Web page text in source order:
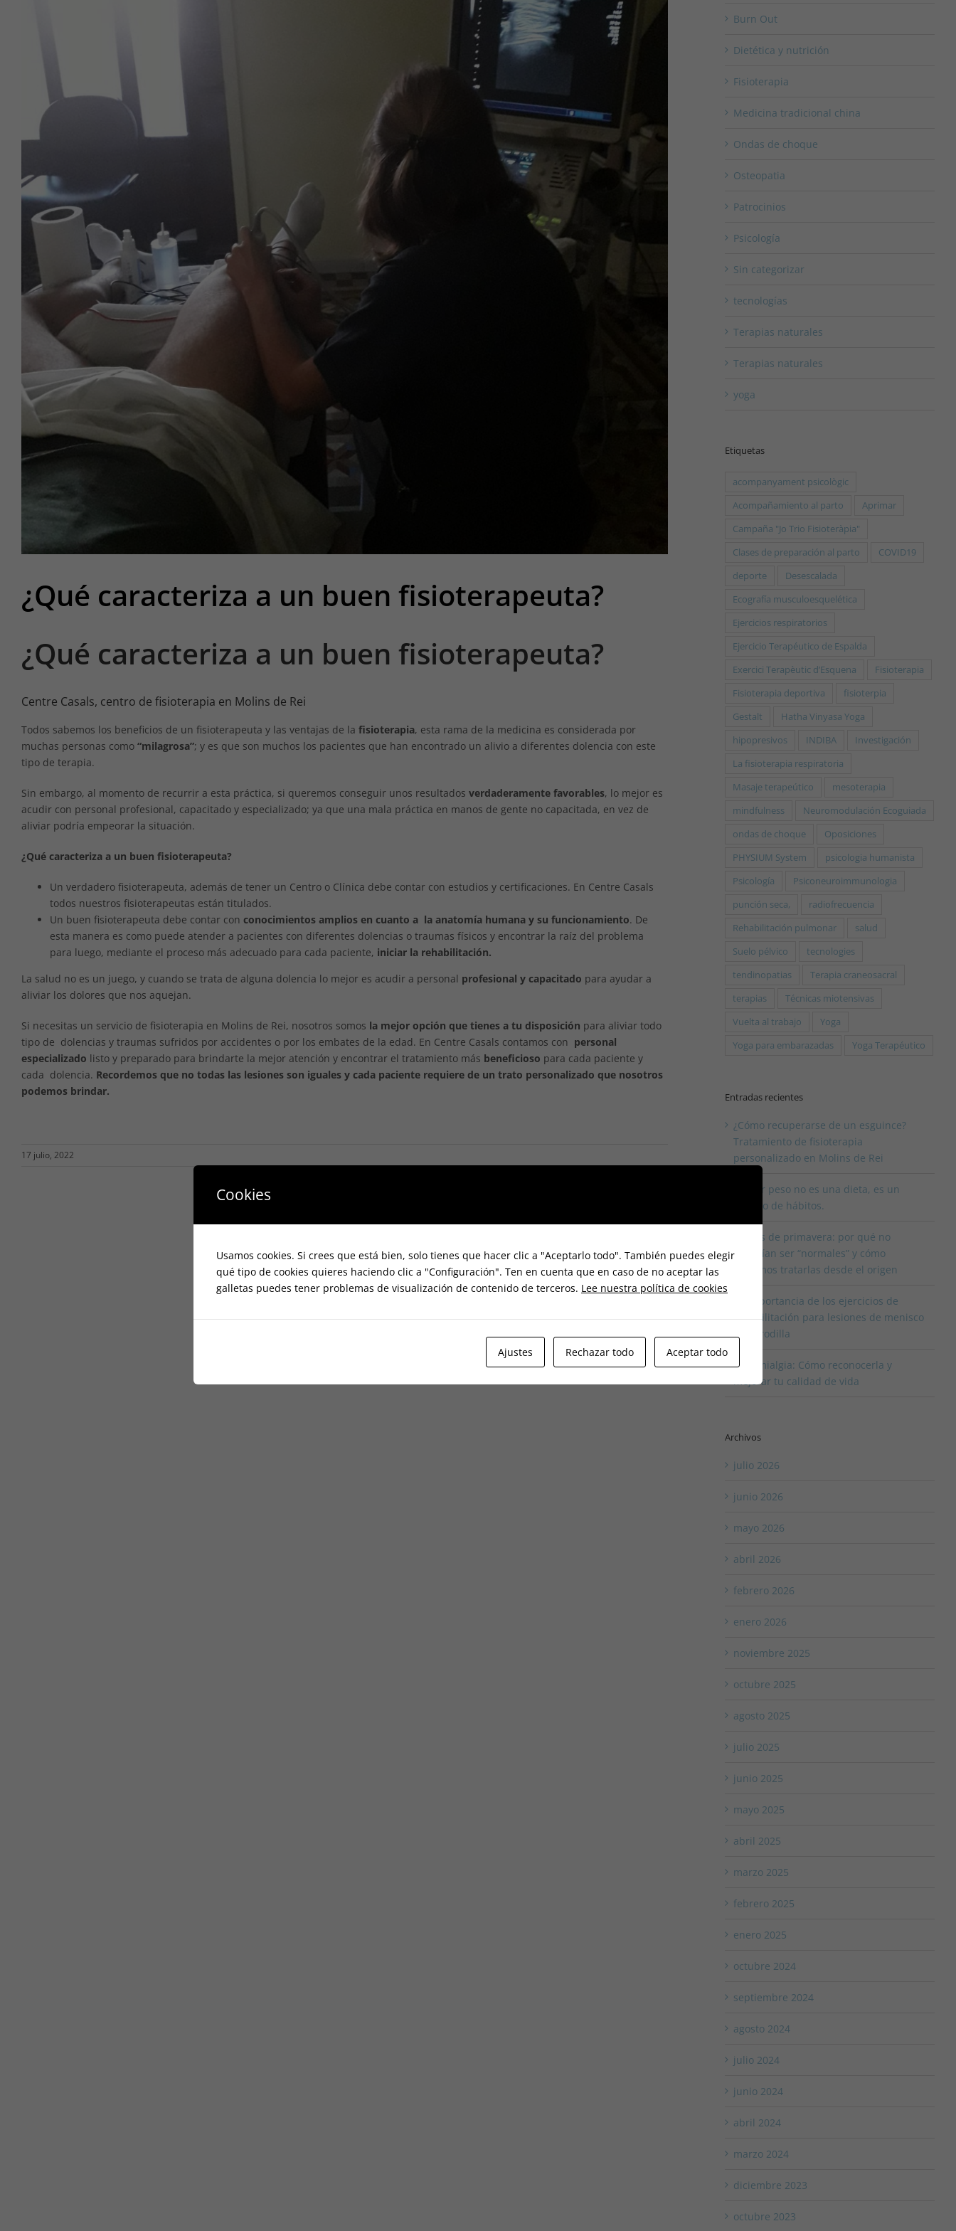
¿Qué caracteriza a un buen fisioterapeuta?
¿Qué caracteriza a un buen fisioterapeuta?
Centre Casals, centro de fisioterapia en Molins de Rei
Todos sabemos los beneficios de un fisioterapeuta y las ventajas de la fisioterapia, esta rama de la medicina es considerada por
muchas personas como “milagrosa”; y es que son muchos los pacientes que han encontrado un alivio a diferentes dolencia con este
tipo de terapia.
Sin embargo, al momento de recurrir a esta práctica, si queremos conseguir unos resultados verdaderamente favorables, lo mejor es
acudir con personal profesional, capacitado y especializado; ya que una mala práctica en manos de gente no capacitada, en vez de
aliviar podría empeorar la situación.
¿Qué caracteriza a un buen fisioterapeuta?
Un verdadero fisioterapeuta, además de tener un Centro o Clínica debe contar con estudios y certificaciones. En Centre Casals
todos nuestros fisioterapeutas están titulados.
Un buen fisioterapeuta debe contar con conocimientos amplios en cuanto a la anatomía humana y su funcionamiento. De
esta manera es como puede atender a pacientes con diferentes dolencias o traumas físicos y encontrar la raíz del problema
para luego, mediante el proceso más adecuado para cada paciente, iniciar la rehabilitación.
La salud no es un juego, y cuando se trata de alguna dolencia lo mejor es acudir a personal profesional y capacitado para ayudar a
aliviar los dolores que nos aquejan.
Si necesitas un servicio de fisioterapia en Molins de Rei, nosotros somos la mejor opción que tienes a tu disposición para aliviar todo
tipo de dolencias y traumas sufridos por accidentes o por los embates de la edad. En Centre Casals contamos con personal
especializado listo y preparado para brindarte la mejor atención y encontrar el tratamiento más beneficioso para cada paciente y
cada dolencia. Recordemos que no todas las lesiones son iguales y cada paciente requiere de un trato personalizado que nosotros
podemos brindar.
17 julio, 2022
Burn Out
Dietética y nutrición
Fisioterapia
Medicina tradicional china
Ondas de choque
Osteopatia
Patrocinios
Psicología
Sin categorizar
tecnologías
Terapias naturales
Terapias naturales
yoga
Etiquetas
acompanyament psicològic
Acompañamiento al parto
Aprimar
Campaña "Jo Trio Fisioteràpia"
Clases de preparación al parto
COVID19
deporte
Desescalada
Ecografía musculoesquelética
Ejercicios respiratorios
Ejercicio Terapéutico de Espalda
Exercici Terapèutic d’Esquena
Fisioterapia
Fisioterapia deportiva
fisioterpia
Gestalt
Hatha Vinyasa Yoga
hipopresivos
INDIBA
Investigación
La fisioterapia respiratoria
Masaje terapeútico
mesoterapia
mindfulness
Neuromodulación Ecoguiada
ondas de choque
Oposiciones
PHYSIUM System
psicologia humanista
Psicología
Psiconeuroimmunologia
punción seca,
radiofrecuencia
Rehabilitación pulmonar
salud
Suelo pélvico
tecnologies
tendinopatias
Terapia craneosacral
terapias
Técnicas miotensivas
Vuelta al trabajo
Yoga
Yoga para embarazadas
Yoga Terapéutico
Entradas recientes
¿Cómo recuperarse de un esguince?
Tratamiento de fisioterapia
personalizado en Molins de Rei
Perder peso no es una dieta, es un
cambio de hábitos.
lergias de primavera: por qué no
deberían ser “normales” y cómo
podemos tratarlas desde el origen
La importancia de los ejercicios de
rehabilitación para lesiones de menisco
en la rodilla
Fibromialgia: Cómo reconocerla y
mejorar tu calidad de vida
Archivos
julio 2026
junio 2026
mayo 2026
abril 2026
febrero 2026
enero 2026
noviembre 2025
octubre 2025
agosto 2025
julio 2025
junio 2025
mayo 2025
abril 2025
marzo 2025
febrero 2025
enero 2025
octubre 2024
septiembre 2024
agosto 2024
julio 2024
junio 2024
abril 2024
marzo 2024
diciembre 2023
octubre 2023
Cookies
Usamos cookies. Si crees que está bien, solo tienes que hacer clic a "Aceptarlo todo". También puedes elegir
qué tipo de cookies quieres haciendo clic a "Configuración". Ten en cuenta que en caso de no aceptar las
galletas puedes tener problemas de visualización de contenido de terceros. Lee nuestra política de cookies
Ajustes Rechazar todo Aceptar todo